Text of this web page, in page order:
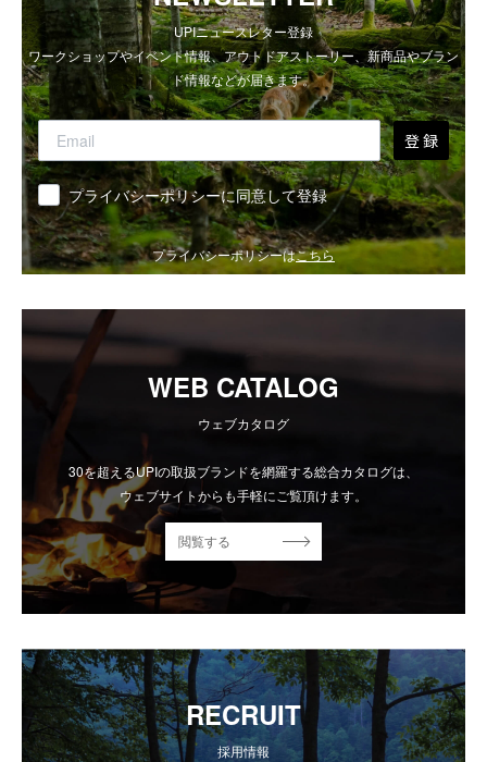
UPIニュースレター登録
ワークショップやイベント情報、アウトドアストーリー、新商品やブラン
ド情報などが届きます。
登 録
同意 プライバシーポリシーに同意して登録
プライバシーポリシーはこちら
WEB CATALOG
ウェブカタログ
30を超えるUPIの取扱ブランドを網羅する総合カタログは、
ウェブサイトからも手軽にご覧頂けます。
閲覧する
RECRUIT
採用情報